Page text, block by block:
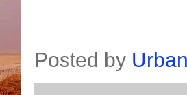
Posted by